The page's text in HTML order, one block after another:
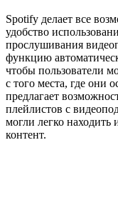
Spotify делает все
удобство
прослушивания
функцию
чтобы пользователи
с того места, где они
предлагает
плейлистов с
могли легко
контент.